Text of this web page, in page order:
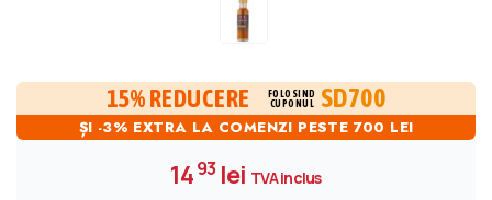
15% REDUCERE
FOLOSIND
CUPONUL
SD700
ȘI -3% EXTRA LA COMENZI PESTE 700 LEI
1493 lei TVA inclus